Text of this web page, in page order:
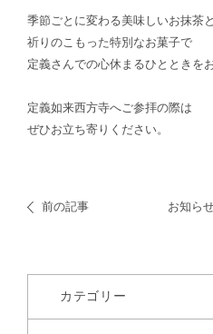
季節ごとに変わる美味しいお抹茶と
祈りのこもった特別なお菓子で
定義さんでの心休まるひとときを
定義如来西方寺へご参拝の際は
ぜひお立ち寄りください。
前の記事 お知ら
カテゴリー